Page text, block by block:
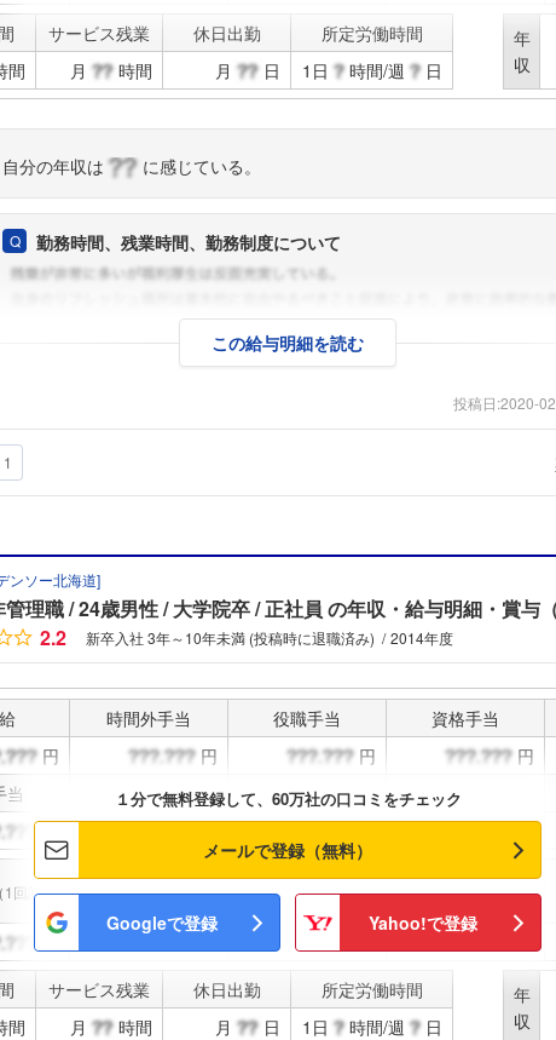
フォローしまし
こちらの企業もフォロー
サービス残業 休日出勤
所定労働時間
間 月 時間 月 日 1日 時間/週 日
年
収
自分の年収は
に感じている。
勤務時間、残業時間、勤務制度について
この給与明細を読む
投稿日:2020-
1
ンソー北海道]
管理職 24歳男性 大学院卒 正社員 の年収・給与明細・賞与
2.2
新卒入社 3年～10年未満 (投稿時に退職済み) 2014年度
時間外手当 役職手当
資格手当
円
円 円
円
当
家族手当 通勤手当 その他手当
（1回計） インセンティブ賞与 決算賞与
サービス残業 休日出勤
所定労働時間
間 月 時間 月 日 1日 時間/週 日
年
収
１分で無料登録して、60万社の口コミをチェック
メールで登録（無料）
Googleで登録 Yahoo!で登録